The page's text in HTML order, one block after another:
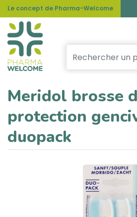
Le concept de Pharma-Welcome
Meridol brosse
protection
duopack